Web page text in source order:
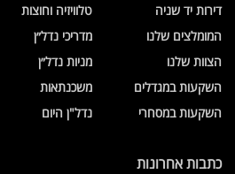
דירות יד שניה
המומלצים שלנו
הצוות שלנו
השקעות במגדלים
השקעות במסחרי
טלוויזיה וחוצות
מדריכי נדל״ן
מניות נדל״ן
משכנתאות
נדל"ן היום
כתבות אחרונות